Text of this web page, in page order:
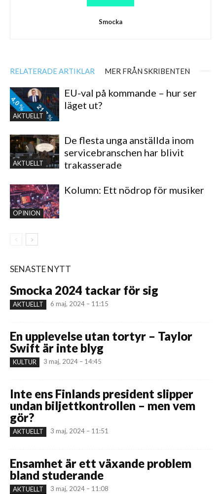
Smocka
RELATERADE ARTIKLAR MER FRÅN SKRIBENTEN
AKTUELLT
EU-val på kommande – hur ser
läget ut?
AKTUELLT
De flesta unga anställda inom
servicebranschen har blivit
trakasserade
OPINION
Kolumn: Ett nödrop för musiker
SENASTE NYTT
Smocka 2024 tackar för sig
AKTUELLT 6 maj, 2024 – 11:15
En upplevelse utan tortyr – Taylor
Swift är inte blyg
KULTUR 3 maj, 2024 – 14:45
Inte ens Finlands president slipper
undan biljettkontrollen – men vem
gör?
AKTUELLT 3 maj, 2024 – 11:51
Ensamhet är ett växande problem
bland studerande
AKTUELLT 3 maj, 2024 – 11:08